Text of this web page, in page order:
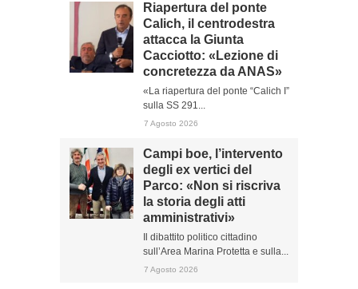
Riapertura del ponte
Calich, il centrodestra
attacca la Giunta
Cacciotto: «Lezione di
concretezza da ANAS»
«La riapertura del ponte “Calich I”
sulla SS 291...
7 Agosto 2026
Campi boe, l’intervento
degli ex vertici del
Parco: «Non si riscriva
la storia degli atti
amministrativi»
Il dibattito politico cittadino
sull’Area Marina Protetta e sulla...
7 Agosto 2026